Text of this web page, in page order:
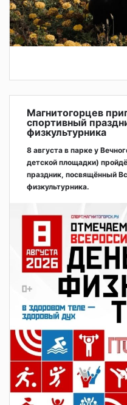
Магнитогорцев
спортивный
физкультурника
8 августа в парке у
детской площадки)
праздник, посвящённый
физкультурника.